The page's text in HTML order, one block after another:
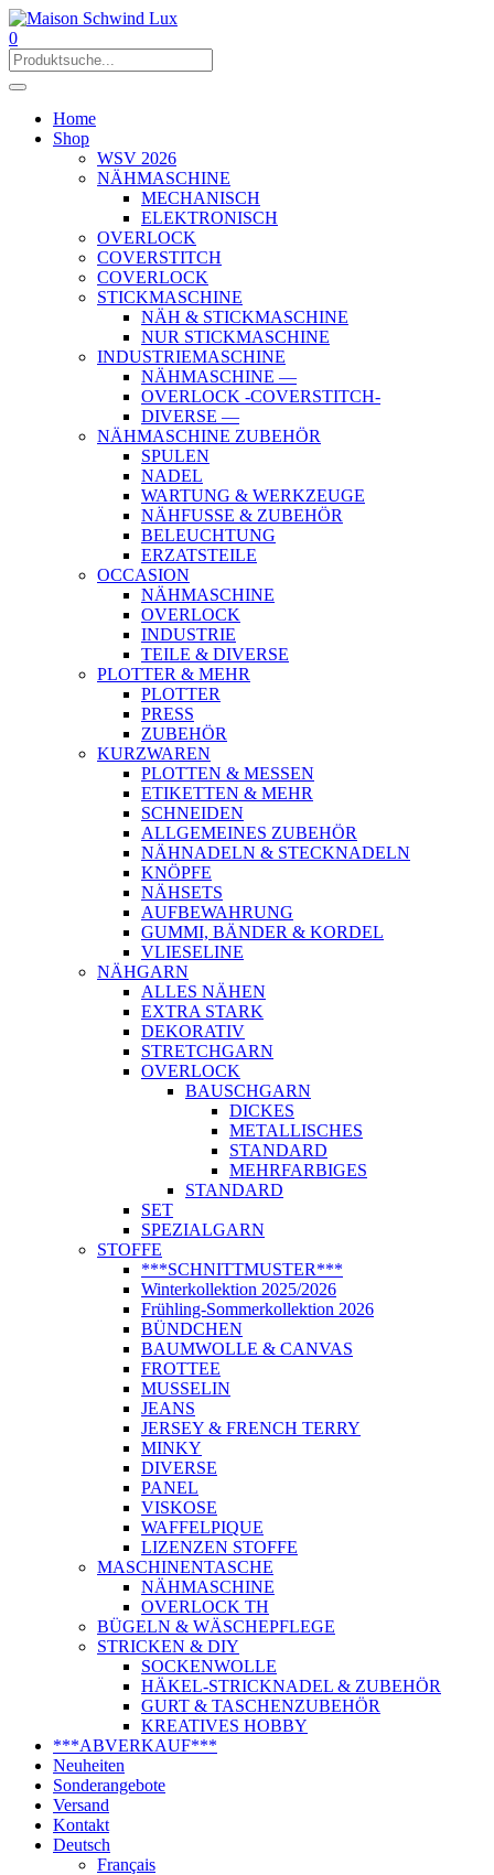
0
Home
Shop
WSV 2026
NÄHMASCHINE
MECHANISCH
ELEKTRONISCH
OVERLOCK
COVERSTITCH
COVERLOCK
STICKMASCHINE
NÄH & STICKMASCHINE
NUR STICKMASCHINE
INDUSTRIEMASCHINE
NÄHMASCHINE —
OVERLOCK -COVERSTITCH-
DIVERSE —
NÄHMASCHINE ZUBEHÖR
SPULEN
NADEL
WARTUNG & WERKZEUGE
NÄHFUSSE & ZUBEHÖR
BELEUCHTUNG
ERZATSTEILE
OCCASION
NÄHMASCHINE
OVERLOCK
INDUSTRIE
TEILE & DIVERSE
PLOTTER & MEHR
PLOTTER
PRESS
ZUBEHÖR
KURZWAREN
PLOTTEN & MESSEN
ETIKETTEN & MEHR
SCHNEIDEN
ALLGEMEINES ZUBEHÖR
NÄHNADELN & STECKNADELN
KNÖPFE
NÄHSETS
AUFBEWAHRUNG
GUMMI, BÄNDER & KORDEL
VLIESELINE
NÄHGARN
ALLES NÄHEN
EXTRA STARK
DEKORATIV
STRETCHGARN
OVERLOCK
BAUSCHGARN
DICKES
METALLISCHES
STANDARD
MEHRFARBIGES
STANDARD
SET
SPEZIALGARN
STOFFE
***SCHNITTMUSTER***
Winterkollektion 2025/2026
Frühling-Sommerkollektion 2026
BÜNDCHEN
BAUMWOLLE & CANVAS
FROTTEE
MUSSELIN
JEANS
JERSEY & FRENCH TERRY
MINKY
DIVERSE
PANEL
VISKOSE
WAFFELPIQUE
LIZENZEN STOFFE
MASCHINENTASCHE
NÄHMASCHINE
OVERLOCK TH
BÜGELN & WÄSCHEPFLEGE
STRICKEN & DIY
SOCKENWOLLE
HÄKEL-STRICKNADEL & ZUBEHÖR
GURT & TASCHENZUBEHÖR
KREATIVES HOBBY
***ABVERKAUF***
Neuheiten
Sonderangebote
Versand
Kontakt
Deutsch
Français